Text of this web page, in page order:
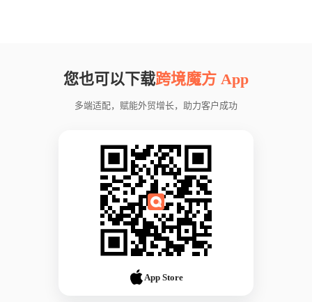
您也可以下载跨境魔方 App
多端适配，赋能外贸增长，助力客户成功
App Store